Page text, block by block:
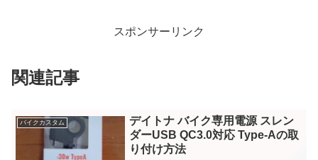
スポンサーリンク
関連記事
バイクカスタム
デイトナ バイク専用電源 スレン
ダーUSB QC3.0対応 Type-Aの取
り付け方法